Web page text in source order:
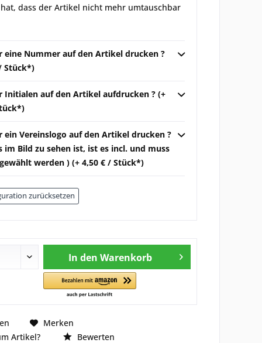
dass der Artikel nicht mehr umtauschbar
eine Nummer auf den Artikel drucken ?
Stück*)
Initialen auf den Artikel aufdrucken ? (+
ein Vereinslogo auf den Artikel drucken ?
im Bild zu sehen ist, ist es incl. und muss
werden ) (+ 4,50 € / Stück*)
zurücksetzen
In den Warenkorb
Merken
Artikel?
Bewerten